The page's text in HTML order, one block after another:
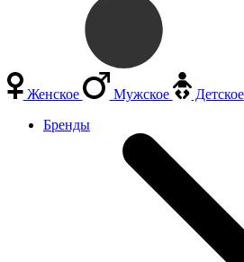
Женское Мужское
Детское
Бренды